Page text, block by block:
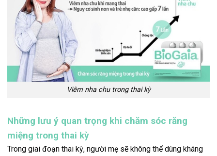
Viêm nha chu trong thai kỳ
Những lưu ý quan trọng khi chăm sóc răng
miệng trong thai kỳ
Trong giai đoạn thai kỳ, người mẹ sẽ không thể dùng kháng